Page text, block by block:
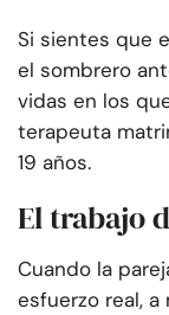
Si sientes que
el sombrero
vidas en los
terapeuta
19 años.
El trabajo
Cuando la
esfuerzo real,